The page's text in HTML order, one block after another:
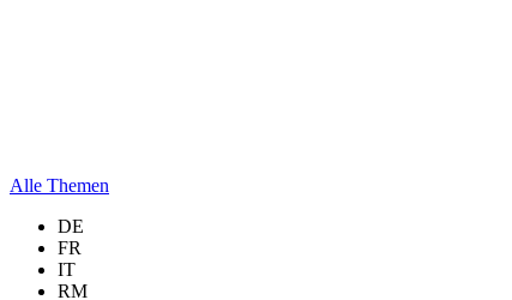
Alle Themen
DE
FR
IT
RM